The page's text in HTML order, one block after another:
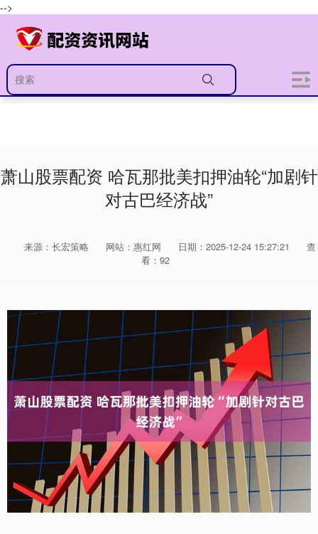
-->
萧山股票配资 哈瓦那批美扣押油轮“加剧针
对古巴经济战”
来源：长宏策略 网站：惠红网 日期：2025-12-24 15:27:21
查
看：92